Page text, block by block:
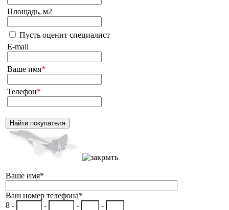
Площадь, м2
Пусть оценит специалист
E-mail
Ваше имя*
Телефон*
Ваше имя*
Ваш номер телефона*
8 -
- -
-